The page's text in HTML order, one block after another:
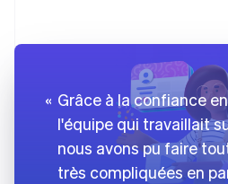
Grâce à la confiance
l'équipe qui travaillait
nous avons pu faire
très compliquées en